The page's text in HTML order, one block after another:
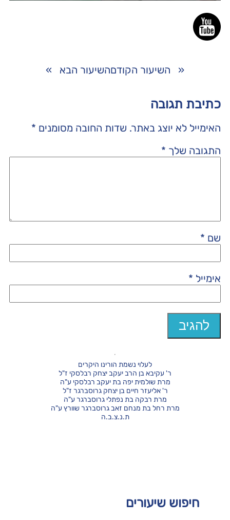
« השיעור הקודםהשיעור הבא »
כתיבת תגובה
האימייל לא יוצג באתר. שדות החובה מסומנים *
התגובה שלך *
שם *
אימייל *
חיפוש שיעורים
לעלוי נשמת הורינו היקרים
ר' עקיבא בן הרב יעקב יצחק רבלסקי ז"ל
מרת שולמית יפה בת יעקב רבלסקי ע"ה
ר' אליעזר חיים בן יצחק גרוסברגר ז"ל
מרת רבקה בת נפתלי גרוסברגר ע"ה
מרת רחל בת מנחם זאב גרוסברגר שוורץ ע"ה
ת.נ.צ.ב.ה